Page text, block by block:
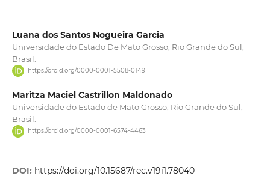
Luana dos Santos Nogueira Garcia
Universidade do Estado De Mato Grosso, Rio Grande do Sul,
Brasil.
https://orcid.org/0000-0001-5508-0149
Maritza Maciel Castrillon Maldonado
Universidade do Estado de Mato Grosso, Rio Grande do Sul,
Brasil.
https://orcid.org/0000-0001-6574-4463
DOI: https://doi.org/10.15687/rec.v19i1.78040